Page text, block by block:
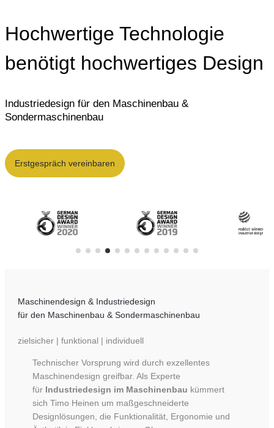
Hochwertige Technologie
benötigt hochwertiges Design
Industriedesign für den Maschinenbau &
Sondermaschinenbau
Erstgespräch vereinbaren
Maschinendesign & Industriedesign
für den Maschinenbau & Sondermaschinenbau
zielsicher | funktional | individuell
Technischer Vorsprung wird durch exzellentes
Maschinendesign greifbar. Als Experte
für Industriedesign im Maschinenbau kümmert
sich Timo Heinen um maßgeschneiderte
Designlösungen, die Funktionalität, Ergonomie und